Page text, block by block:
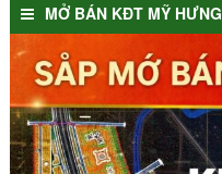
MỞ BÁN KĐT MỸ HƯNG